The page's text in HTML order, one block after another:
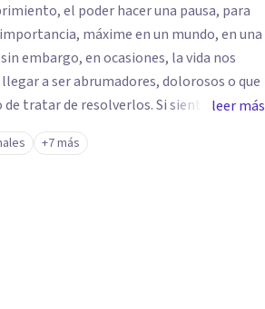
el poder hacer una pausa, para
máxime en un mundo, en una
embargo, en ocasiones, la vida nos
a ser abrumadores, dolorosos o que
tratar de resolverlos. Si sientes que
que exploremos juntos las situaciones
leer más
+7 más